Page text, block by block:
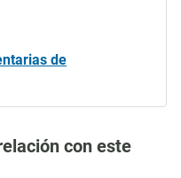
de
con este